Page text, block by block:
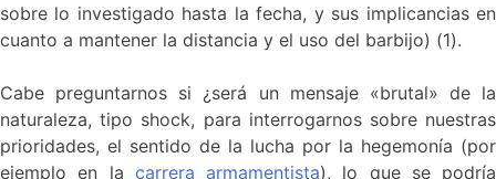
sobre lo investigado hasta la fecha, y sus implicancias en
cuanto a mantener la distancia y el uso del barbijo) (1).
Cabe preguntarnos si ¿será un mensaje «brutal» de la
naturaleza, tipo shock, para interrogarnos sobre nuestras
prioridades, el sentido de la lucha por la hegemonía (por
ejemplo en la carrera armamentista), lo que se podría